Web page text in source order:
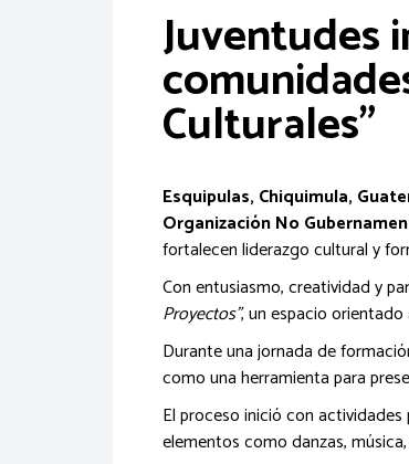
Juventudes
Culturales”
Esquipulas, Chiquimula,
Organización No
fortalecen liderazgo cultural y
Con entusiasmo, creatividad y
Proyectos”, un espacio
Durante una jornada de
como una herramienta para
El proceso inició con
elementos como danzas,